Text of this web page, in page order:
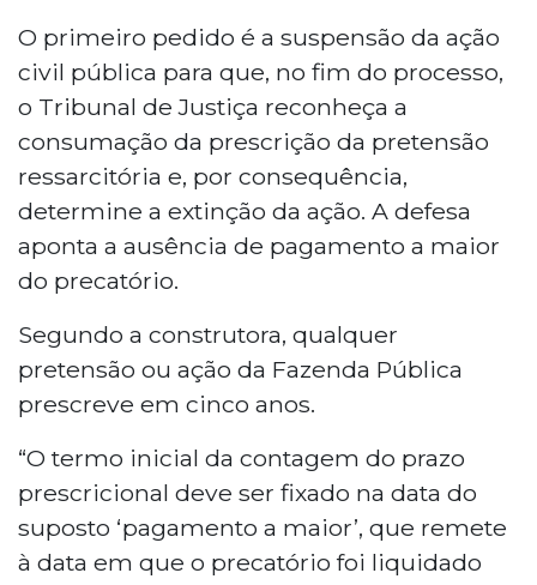
O primeiro pedido é a suspensão da ação
civil pública para que, no fim do processo,
o Tribunal de Justiça reconheça a
consumação da prescrição da pretensão
ressarcitória e, por consequência,
determine a extinção da ação. A defesa
aponta a ausência de pagamento a maior
do precatório.
Segundo a construtora, qualquer
pretensão ou ação da Fazenda Pública
prescreve em cinco anos.
“O termo inicial da contagem do prazo
prescricional deve ser fixado na data do
suposto ‘pagamento a maior’, que remete
à data em que o precatório foi liquidado